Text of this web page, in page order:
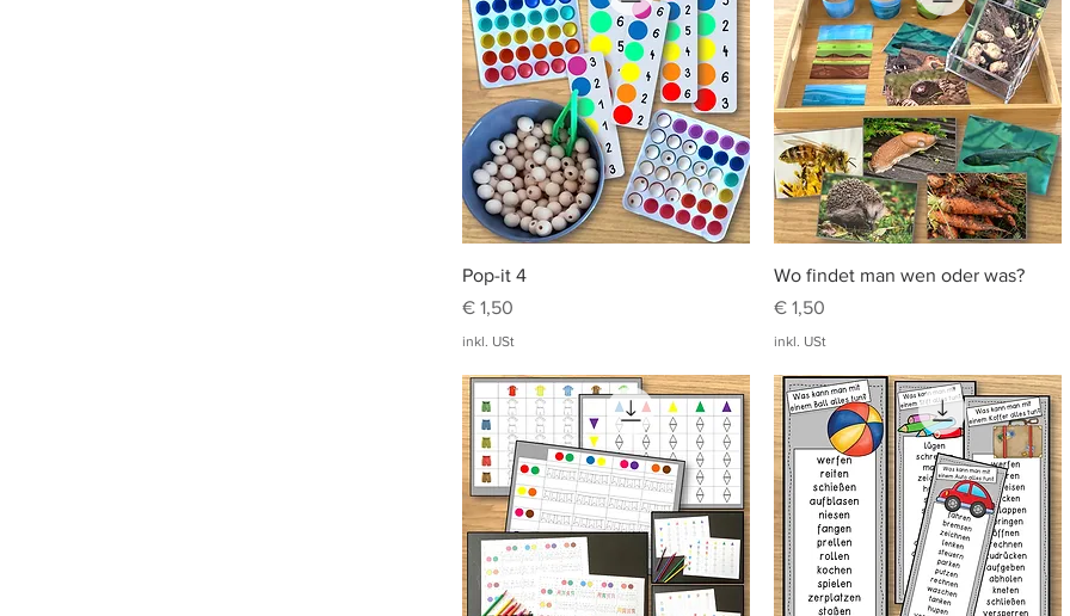
Pop-it 4
Preis
€ 1,50
inkl. USt
Schnellansicht
Wo findet man wen oder was?
Preis
€ 1,50
inkl. USt